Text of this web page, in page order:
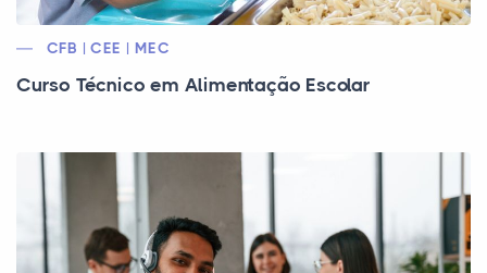
CFB | CEE | MEC
Curso Técnico em Alimentação Escolar